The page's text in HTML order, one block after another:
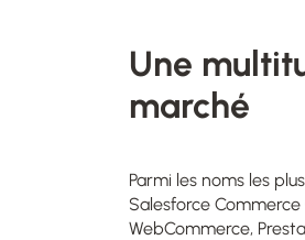
Une
marché
Parmi les noms les
Salesforce Commerce
WebCommerce,